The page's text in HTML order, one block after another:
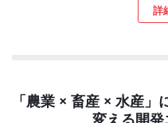
詳
「農業 × 畜産 × 水産
変える開